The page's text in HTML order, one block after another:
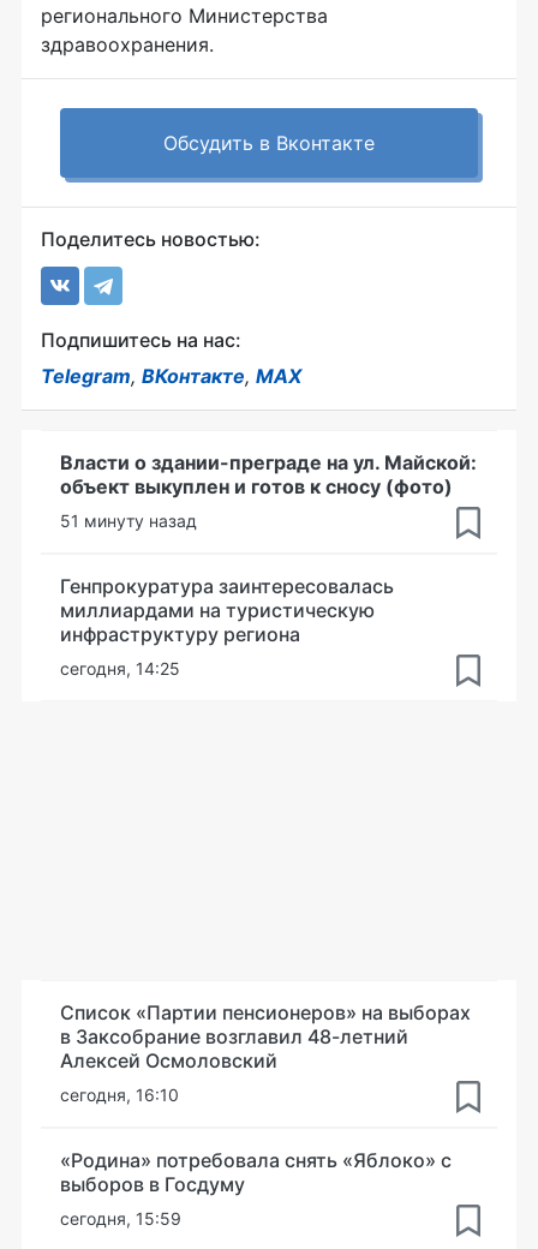
регионального Министерства
здравоохранения.
Обсудить в Вконтакте
Поделитесь новостью:
Подпишитесь на нас:
Telegram, ВКонтакте, MAX
Власти о здании-преграде на ул. Майской:
объект выкуплен и готов к сносу (фото)
51 минуту назад
Генпрокуратура заинтересовалась
миллиардами на туристическую
инфраструктуру региона
сегодня, 14:25
Список «Партии пенсионеров» на выборах
в Заксобрание возглавил 48-летний
Алексей Осмоловский
сегодня, 16:10
«Родина» потребовала снять «Яблоко» с
выборов в Госдуму
сегодня, 15:59